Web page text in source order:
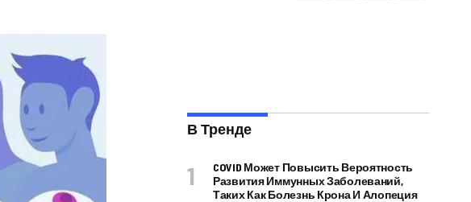
В Тренде
COVID Может Повысить Вероятность
Развития Иммунных Заболеваний,
Таких Как Болезнь Крона И Алопеция